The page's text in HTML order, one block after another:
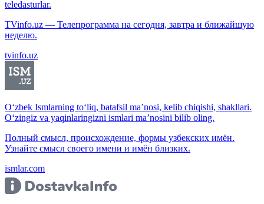
teledasturlar.
TVinfo.uz — Телепрограмма на сегодня, завтра и ближайшую
неделю.
tvinfo.uz
O‘zbek Ismlarning to‘liq, batafsil ma’nosi, kelib chiqishi, shakllari.
O‘zingiz va yaqinlaringizni ismlari ma’nosini bilib oling.
Полный смысл, происхождение, формы узбекских имён.
Узнайте смысл своего имени и имён близких.
ismlar.com